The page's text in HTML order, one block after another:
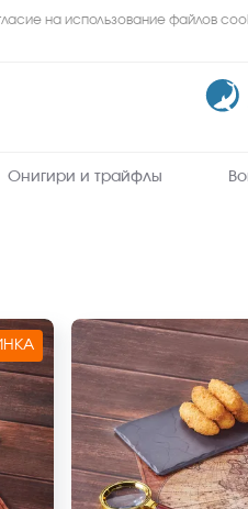
на использование файлов
Онигири и трайфлы